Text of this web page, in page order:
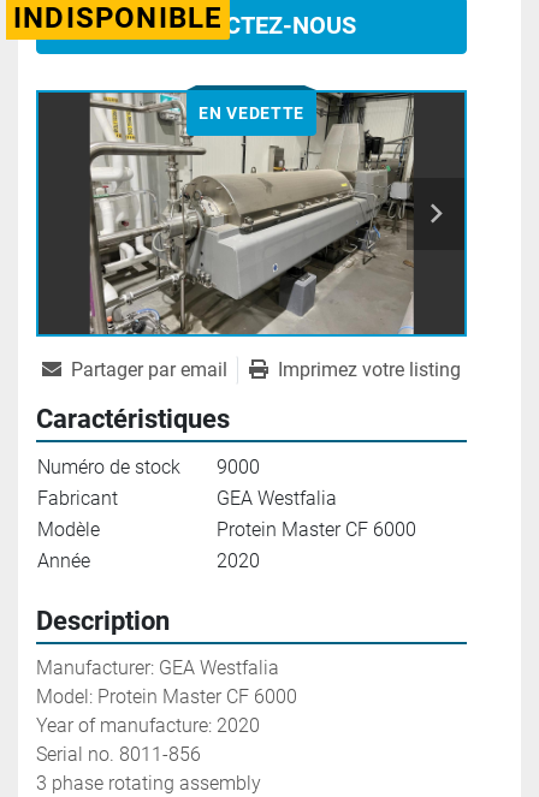
INDISPONIBLECONTACTEZ-NOUS
EN VEDETTE
Partager par email Imprimez votre listing
Caractéristiques
Numéro de stock
9000
Fabricant
GEA Westfalia
Modèle
Protein Master CF 6000
Année
2020
Description
Manufacturer: GEA Westfalia
Model: Protein Master CF 6000
Year of manufacture: 2020
Serial no. 8011-856
3 phase rotating assembly